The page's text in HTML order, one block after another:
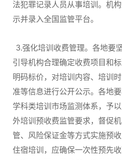
法犯罪记录人员从事培训。机
示并录入全国监管平台。
3.强化培训收费管理。各地要
引导机构合理确定收费项目和
明码标价，对培训内容、培训
准等信息进行公开公示。各地
学科类培训市场监测体系，予
外培训预收费监管要求，督促
管、风险保证金等方式实施预
住宿培训，应确保一次性预先